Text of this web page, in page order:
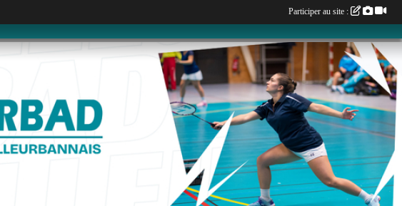
Participer au site :